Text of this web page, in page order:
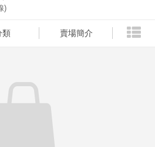
)
類 賣場簡介